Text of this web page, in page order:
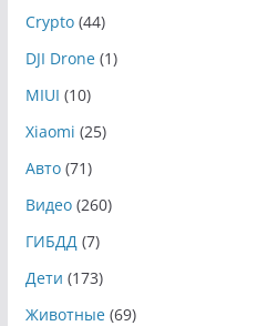
Crypto(44)
DJI Drone(1)
MIUI (10)
Xiaomi (25)
Авто(71)
Видео(260)
ГИБДД(7)
Дети (173)
Животные(69)